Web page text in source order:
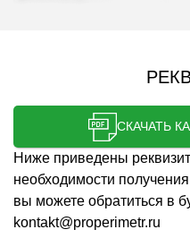
СКАЧАТЬ
Ниже приведены
необходимости
вы можете обратиться в
kontakt@properimetr.ru